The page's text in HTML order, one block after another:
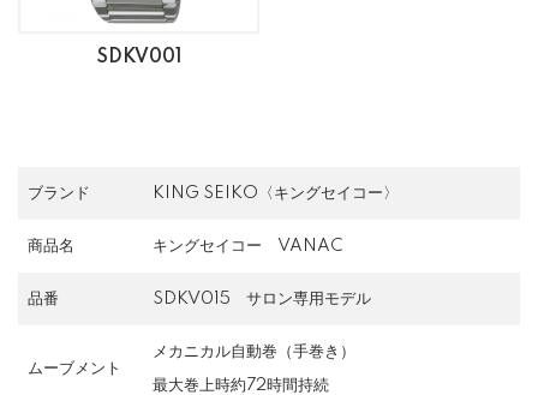
SDKV001
ブランド KING SEIKO〈キングセイコー〉
商品名 キングセイコー VANAC
品番 SDKV015 サロン専用モデル
ムーブメント
メカニカル自動巻（手巻き）
最大巻上時約72時間持続